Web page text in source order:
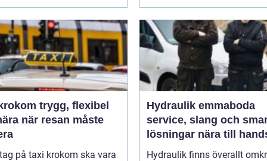
trygg, flexibel
när resan måste
på taxi krokom ska vara
Hydraulik emmaboda
service, slang och
lösningar nära till
Hydraulik finns överallt